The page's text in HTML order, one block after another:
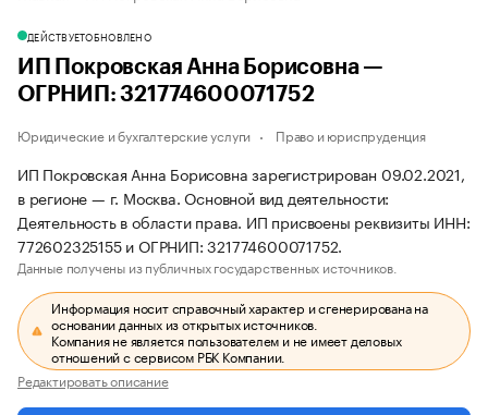
ДЕЙСТВУЕТОБНОВЛЕНО
ИП Покровская Анна Борисовна —
ОГРНИП: 321774600071752
Юридические и бухгалтерские услуги Право и юриспруденция
ИП Покровская Анна Борисовна зарегистрирован 09.02.2021,
в регионе — г. Москва. Основной вид деятельности:
Деятельность в области права. ИП присвоены реквизиты ИНН:
772602325155 и ОГРНИП: 321774600071752.
Данные получены из публичных государственных источников.
Информация носит справочный характер и сгенерирована на
основании данных из открытых источников.
Компания не является пользователем и не имеет деловых
отношений с сервисом РБК Компании.
Редактировать описание